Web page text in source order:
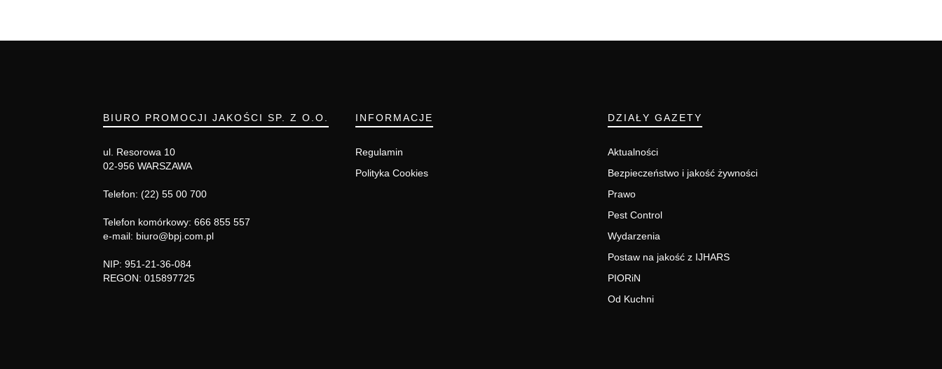
BIURO PROMOCJI JAKOŚCI SP. Z O.O.
ul. Resorowa 10
02-956 WARSZAWA
Telefon: (22) 55 00 700
Telefon komórkowy: 666 855 557
e-mail: biuro@bpj.com.pl
NIP: 951-21-36-084
REGON: 015897725
INFORMACJE
Regulamin
Polityka Cookies
DZIAŁY GAZETY
Aktualności
Bezpieczeństwo i jakość żywności
Prawo
Pest Control
Wydarzenia
Postaw na jakość z IJHARS
PIORiN
Od Kuchni